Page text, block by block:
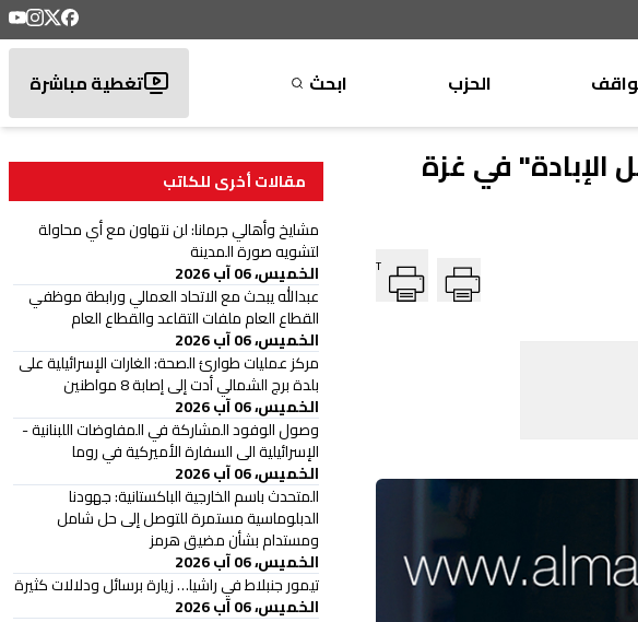
الحزب ابحث تغطية مباشرة
الإبادة" في غزة
T
مقالات أخرى للكاتب
مشايخ وأهالي جرمانا: لن نتهاون مع أي محاولة
لتشويه صورة المدينة
الخميس، 06 آب 2026
عبدالله يبحث مع الاتحاد العمالي ورابطة موظفي
القطاع العام ملفات التقاعد والقطاع العام
الخميس، 06 آب 2026
مركز عمليات طوارئ الصحة: الغارات الإسرائيلية على
بلدة برج الشمالي أدت إلى إصابة 8 مواطنين
الخميس، 06 آب 2026
وصول الوفود المشاركة في المفاوضات اللبنانية -
الإسرائيلية الى السفارة الأميركية في روما
الخميس، 06 آب 2026
المتحدث باسم الخارجية الباكستانية: جهودنا
الدبلوماسية مستمرة للتوصل إلى حل شامل
ومستدام بشأن مضيق هرمز
الخميس، 06 آب 2026
تيمور جنبلاط في راشيا… زيارة برسائل ودلالات كثيرة
الخميس، 06 آب 2026